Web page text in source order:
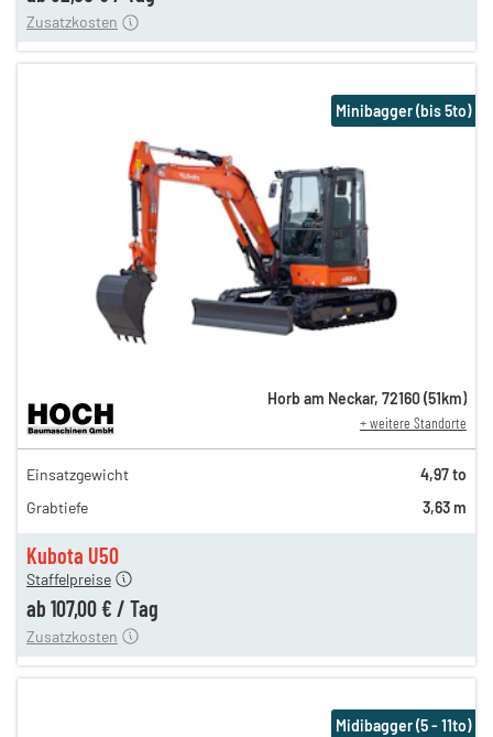
Zusatzkosten
Kubota U50
184,00 €
153,00 €
127,00 €
Staffelpreise
ab 107,00 € / Tag
12,00 €
Zusatzkosten
Minibagger (bis 5to)
Horb am Neckar, 72160(51km)
+ weitere Standorte
Einsatzgewicht
4,97 to
Grabtiefe
3,63 m
Midibagger (5 - 11to)